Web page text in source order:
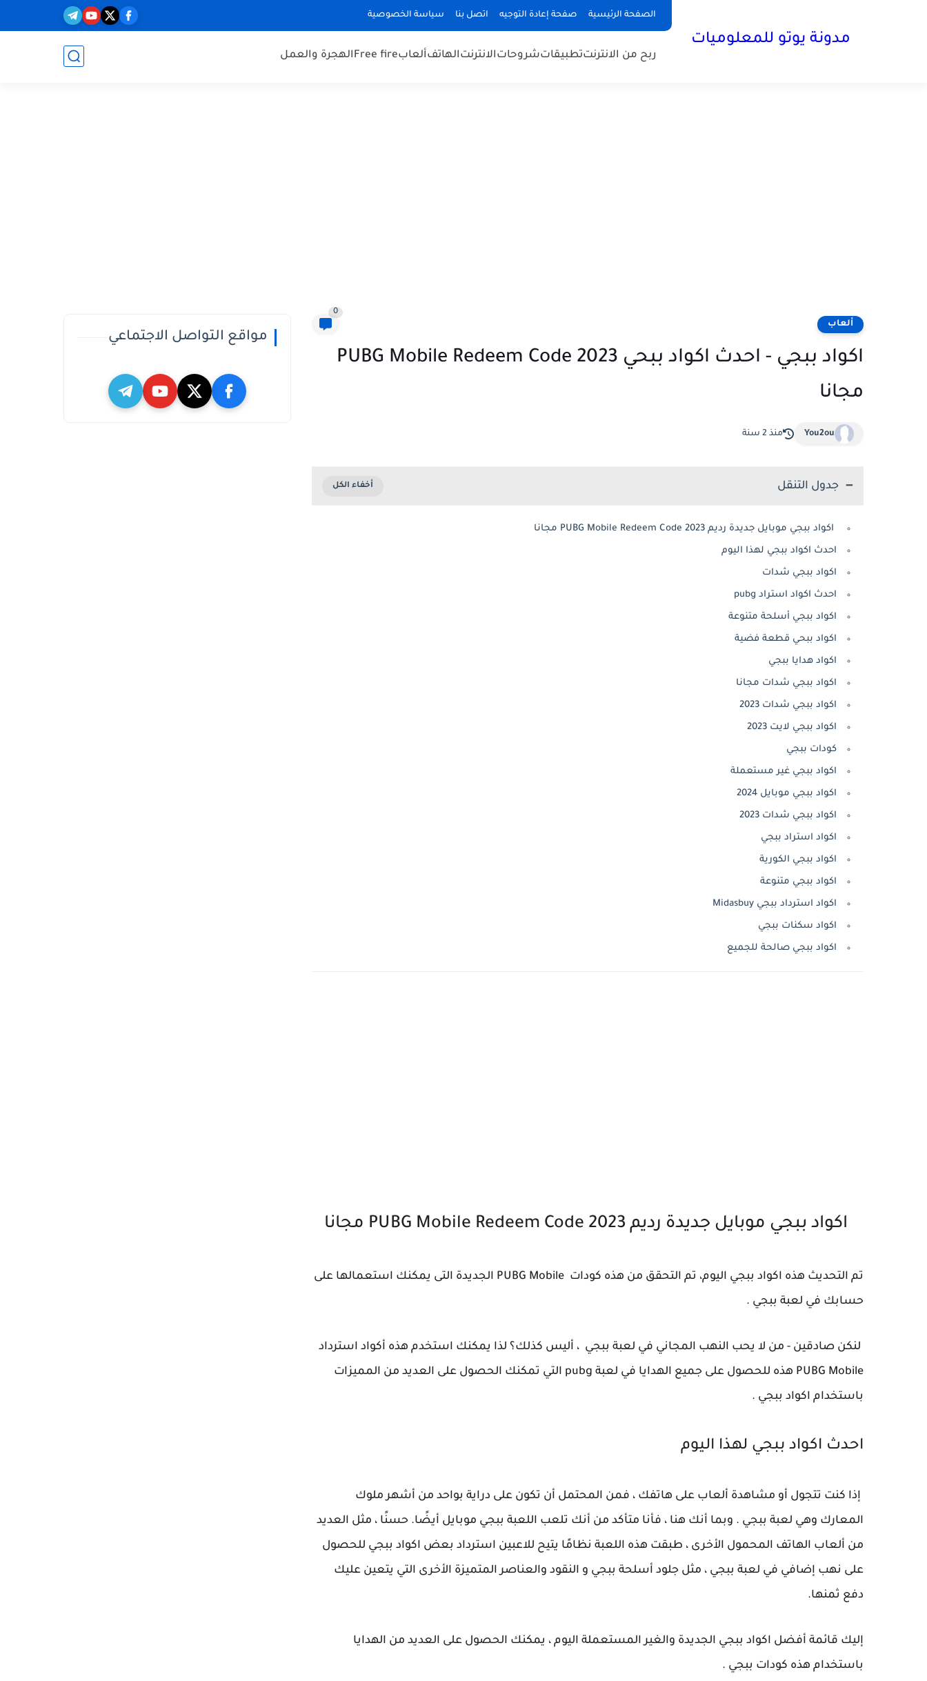
الصفحة الرئيسية صفحة إعادة التوجيه اتصل بنا سياسة الخصوصية
مدونة يوتو للمعلوميات
ربح من الانترنتتطبيقاتشروحاتالانترنتالهاتفألعابFree fireالهجرة والعمل
ألعاب
0
اكواد ببجي - احدث اكواد ببحي PUBG Mobile Redeem Code 2023
مجانا
You2ou منذ 2 سنة
جدول التنقل
اكواد ببجي موبايل جديدة رديم PUBG Mobile Redeem Code 2023 مجانا
احدث اكواد ببجي لهذا اليوم
اكواد ببجي شدات
احدث اكواد استراد pubg
اكواد ببجي أسلحة متنوعة
اكواد ببحي قطعة فضية
اكواد هدايا ببجي
اكواد ببجي شدات مجانا
اكواد ببجي شدات 2023
اكواد ببجي لايت 2023
كودات ببجي
اكواد ببجي غير مستعملة
اكواد ببجي موبايل 2024
اكواد ببجي شدات 2023
اكواد استراد ببجي
اكواد ببجي الكورية
اكواد ببجي متنوعة
اكواد استرداد ببجي Midasbuy
اكواد سكنات ببجي
اكواد ببجي صالحة للجميع
اكواد ببجي موبايل جديدة رديم PUBG Mobile Redeem Code 2023 مجانا
تم التحديث هذه اكواد ببجي اليوم، تم التحقق من هذه كودات PUBG Mobile الجديدة التى يمكنك استعمالها على
حسابك في لعبة ببجي .
لنكن صادقين - من لا يحب النهب المجاني في لعبة ببجي ، أليس كذلك؟ لذا يمكنك استخدم هذه أكواد استرداد
PUBG Mobile هذه للحصول على جميع الهدايا في لعبة pubg التي تمكنك الحصول على العديد من المميزات
باستخدام اكواد ببجي .
احدث اكواد ببجي لهذا اليوم
إذا كنت تتجول أو مشاهدة ألعاب على هاتفك ، فمن المحتمل أن تكون على دراية بواحد من أشهر ملوك
المعارك وهي لعبة ببجي . وبما أنك هنا ، فأنا متأكد من أنك تلعب اللعبة ببجي موبايل أيضًا. حسنًا ، مثل العديد
من ألعاب الهاتف المحمول الأخرى ، طبقت هذه اللعبة نظامًا يتيح للاعبين استرداد بعض اكواد ببجي للحصول
على نهب إضافي في لعبة ببجي ، مثل جلود أسلحة ببجي و النقود والعناصر المتميزة الأخرى التي يتعين عليك
دفع ثمنها.
إليك قائمة أفضل اكواد ببجي الجديدة والغير المستعملة اليوم ، يمكنك الحصول على العديد من الهدايا
باستخدام هذه كودات ببجي .
مواقع التواصل الاجتماعي